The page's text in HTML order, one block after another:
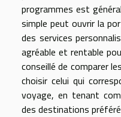
programmes est
simple peut ouvrir la
des services
agréable et rentable
conseillé de comparer
choisir celui qui
voyage, en tenant
des destinations